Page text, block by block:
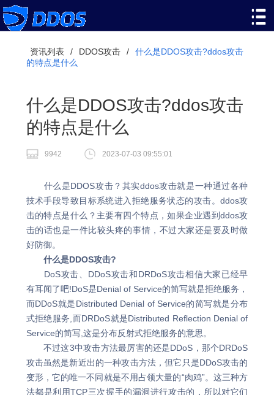
资讯列表 / DDOS攻击 /
什么是DDOS攻击?ddos攻击
的特点是什么
什么是DDOS攻击?ddos攻击
的特点是什么
9942 2023-07-03 09:55:01
什么是DDOS攻击？其实ddos攻击就是一种通过各种
技术手段导致目标系统进入拒绝服务状态的攻击。ddos攻
击的特点是什么？主要有四个特点，如果企业遇到ddos攻
击的话也是一件比较头疼的事情，不过大家还是要及时做
好防御。
什么是DDOS攻击?
DoS攻击、DDoS攻击和DRDoS攻击相信大家已经早
有耳闻了吧!DoS是Denial of Service的简写就是拒绝服务，
而DDoS就是Distributed Denial of Service的简写就是分布
式拒绝服务,而DRDoS就是Distributed Reflection Denial of
Service的简写,这是分布反射式拒绝服务的意思。
不过这3中攻击方法最厉害的还是DDoS，那个DRDoS
攻击虽然是新近出的一种攻击方法，但它只是DDoS攻击的
变形，它的唯一不同就是不用占领大量的“肉鸡”。这三种方
法都是利用TCP三次握手的漏洞进行攻击的，所以对它们